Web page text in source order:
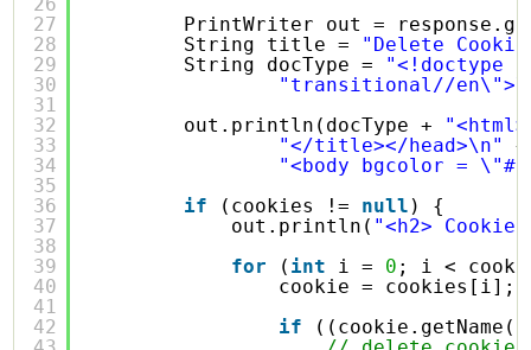
27
28
29
30
31
32
33
34
35
36
37
38
39
40
41
42
PrintWriter out =
String title = "Delete
String docType = "<!doctype
"transitional//
out.println(docType +
"</title></head>\n"
+
"<body bgcolor =
if
(cookies != null ) {
out.println( "<h2>
for
( int i = 0 ; i <
cookie = cookies[i];
if